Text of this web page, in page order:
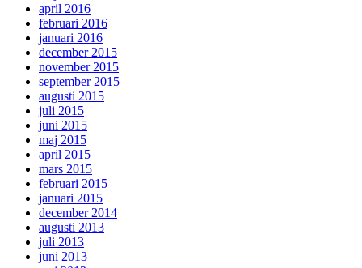
april 2016
februari 2016
januari 2016
december 2015
november 2015
september 2015
augusti 2015
juli 2015
juni 2015
maj 2015
april 2015
mars 2015
februari 2015
januari 2015
december 2014
augusti 2013
juli 2013
juni 2013